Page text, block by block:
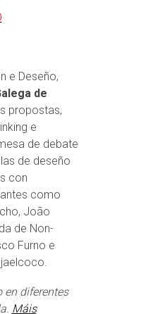
e Deseño,
de
propostas,
e
de debate
de deseño
con
como
João
de Non-
Furno e
en diferentes
Máis